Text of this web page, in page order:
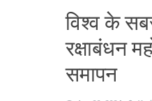
विश्व के
रक्षाबंधन
समापन